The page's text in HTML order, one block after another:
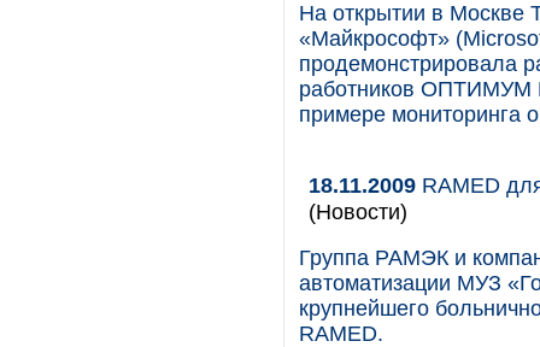
На открытии в Москве
«Майкрософт»
продемонстрировала
работников ОПТИМУМ
примере мониторинга
18.11.2009 RAMED
(Новости)
Группа РАМЭК и
автоматизации МУЗ
крупнейшего
RAMED.